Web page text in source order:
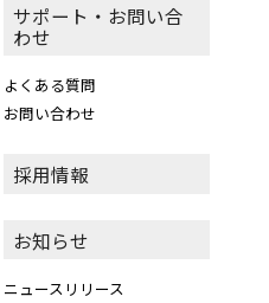
サポート・お問い合
わせ
よくある質問
お問い合わせ
採用情報
お知らせ
ニュースリリース